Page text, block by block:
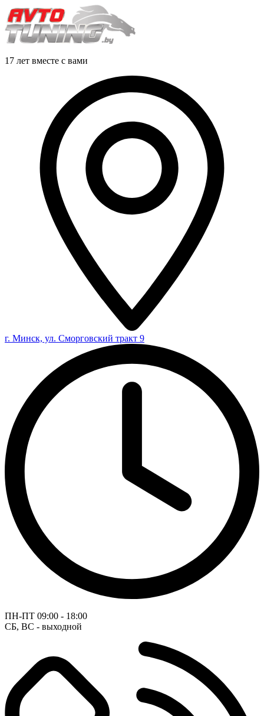
17 лет вместе с вами
г. Минск, ул. Сморговский тракт 9
ПН-ПТ 09:00 - 18:00
СБ, ВС - выходной